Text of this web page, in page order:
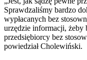
Sprawdzaliśmy bardzo
wypłacanych bez
urzędzie informacji, żeby
przedsiębiorcy bez
powiedział Cholewiński.